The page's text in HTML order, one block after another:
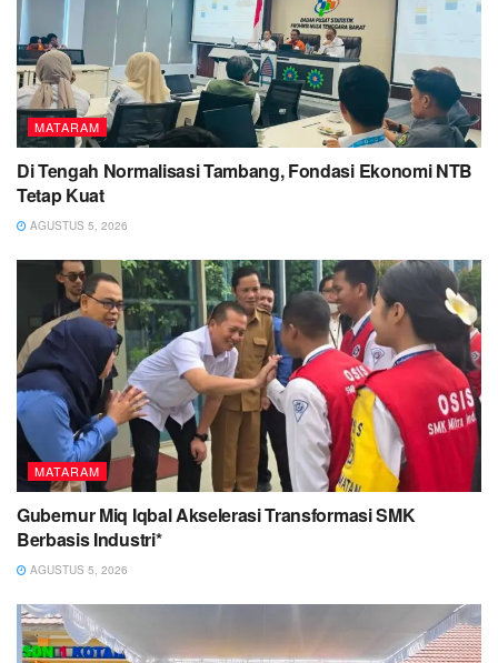
MATARAM
Di Tengah Normalisasi Tambang, Fondasi Ekonomi NTB
Tetap Kuat
AGUSTUS 5, 2026
MATARAM
Gubernur Miq Iqbal Akselerasi Transformasi SMK
Berbasis Industri*
AGUSTUS 5, 2026